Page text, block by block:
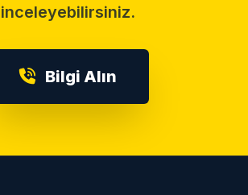
inceleyebilirsiniz.
Bilgi Alın